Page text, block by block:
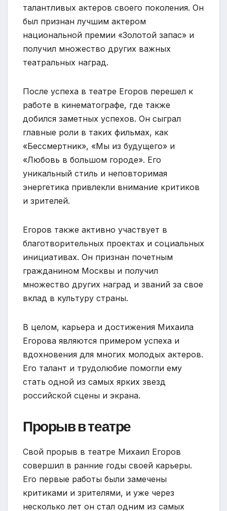
талантливых актеров своего поколения. Он
был признан лучшим актером
национальной премии «Золотой запас» и
получил множество других важных
театральных наград.
После успеха в театре Егоров перешел к
работе в кинематографе, где также
добился заметных успехов. Он сыграл
главные роли в таких фильмах, как
«Бессмертник», «Мы из будущего» и
«Любовь в большом городе». Его
уникальный стиль и неповторимая
энергетика привлекли внимание критиков
и зрителей.
Егоров также активно участвует в
благотворительных проектах и социальных
инициативах. Он признан почетным
гражданином Москвы и получил
множество других наград и званий за свое
вклад в культуру страны.
В целом, карьера и достижения Михаила
Егорова являются примером успеха и
вдохновения для многих молодых актеров.
Его талант и трудолюбие помогли ему
стать одной из самых ярких звезд
российской сцены и экрана.
Прорыв в театре
Свой прорыв в театре Михаил Егоров
совершил в ранние годы своей карьеры.
Его первые работы были замечены
критиками и зрителями, и уже через
несколько лет он стал одним из самых